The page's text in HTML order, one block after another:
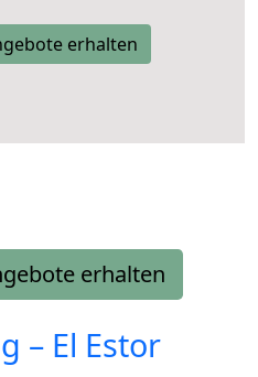
erhalten
erhalten
– El Estor